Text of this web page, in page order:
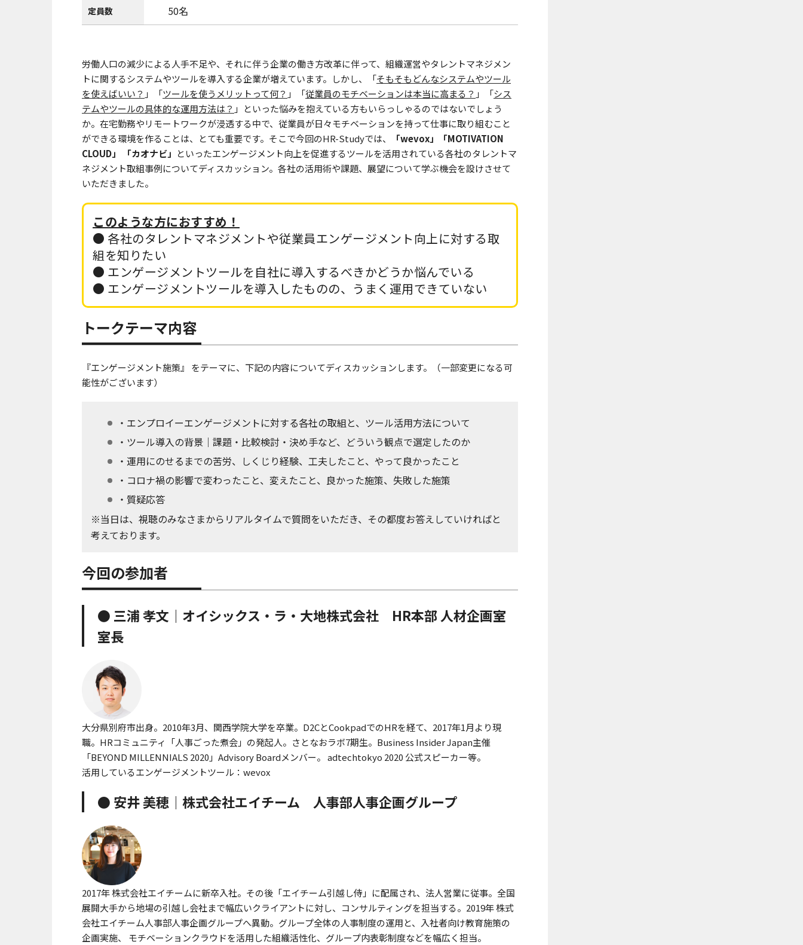
定員数 50名
労働人口の減少による人手不足や、それに伴う企業の働き方改革に伴って、組織運営やタレントマネジメン
トに関するシステムやツールを導入する企業が増えています。しかし、「そもそもどんなシステムやツール
を使えばいい？ 」「ツールを使うメリットって何？ 」「従業員のモチベーションは本当に高まる？ 」「シス
テムやツールの具体的な運用方法は？ 」といった悩みを抱えている方もいらっしゃるのではないでしょう
か。在宅勤務やリモートワークが浸透する中で、従業員が日々モチベーションを持って仕事に取り組むこと
ができる環境を作ることは、とても重要です。そこで今回のHR-Studyでは、
「wevox」「MOTIVATION
CLOUD」 「カオナビ」 といったエンゲージメント向上を促進するツールを活用されている各社のタレントマ
ネジメント取組事例についてディスカッション。各社の活用術や課題、展望について学ぶ機会を設けさせて
いただきました。
このような方におすすめ！
● 各社のタレントマネジメントや従業員エンゲージメント向上に対する取
組を知りたい
● エンゲージメントツールを自社に導入するべきかどうか悩んでいる
● エンゲージメントツールを導入したものの、うまく運用できていない
トークテーマ内容
『エンゲージメント施策』 をテーマに、下記の内容についてディスカッションします。（一部変更になる可
能性がございます）
・エンプロイーエンゲージメントに対する各社の取組と、ツール活用方法について
・ツール導入の背景｜課題・比較検討・決め手など、どういう観点で選定したのか
・運用にのせるまでの苦労、しくじり経験、工夫したこと、やって良かったこと
・コロナ禍の影響で変わったこと、変えたこと、良かった施策、失敗した施策
・質疑応答
※当日は、視聴のみなさまからリアルタイムで質問をいただき、その都度お答えしていければと
考えております。
今回の参加者
● 三浦 孝文｜オイシックス・ラ・大地株式会社 HR本部 人材企画室
室長
大分県別府市出身。2010年3月、関西学院大学を卒業。D2CとCookpadでのHRを経て、2017年1月より現
職。HRコミュニティ「人事ごった煮会」の発起人。さとなおラボ7期生。Business Insider Japan主催
「BEYOND MILLENNIALS 2020」Advisory Boardメンバー。 adtechtokyo 2020 公式スピーカー等。
活用しているエンゲージメントツール：wevox
● 安井 美穂｜株式会社エイチーム 人事部人事企画グループ
2017年 株式会社エイチームに新卒入社。その後「エイチーム引越し侍」に配属され、法人営業に従事。全国
展開大手から地場の引越し会社まで幅広いクライアントに対し、コンサルティングを担当する。2019年 株式
会社エイチーム人事部人事企画グループへ異動。グループ全体の人事制度の運用と、入社者向け教育施策の
企画実施、 モチベーションクラウドを活用した組織活性化、グループ内表彰制度などを幅広く担当。